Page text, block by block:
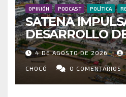
OPINIÓN PODCAST POLÍTICA
SATENA
DESARROLLO
MÁS DE 35 MIL
MOVILIZADOS Y
RUTAS
CONECTIVIDAD
4 DE AGOSTO DE 2026
CHOCÓ 0 COMENTARIOS